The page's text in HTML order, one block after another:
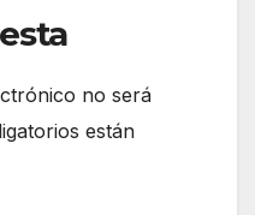
no será
están